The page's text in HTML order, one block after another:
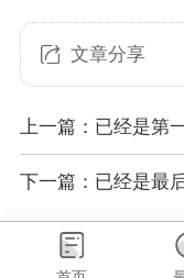
文章分享
上一篇：已经是第
下一篇：已经是最